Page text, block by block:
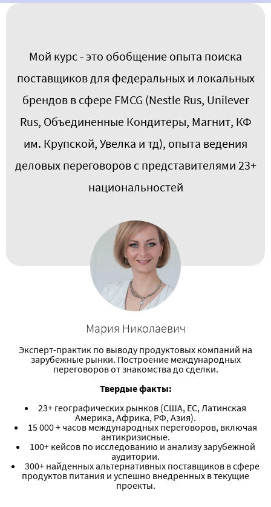
Мой курс - это обобщение опыта поиска
поставщиков для федеральных и локальных
брендов в сфере FMCG (Nestle Rus, Unilever
Rus, Объединенные Кондитеры, Магнит, КФ
им. Крупской, Увелка и тд), опыта ведения
деловых переговоров с представителями 23+
национальностей
Мария Николаевич
Эксперт-практик по выводу продуктовых компаний на
зарубежные рынки. Построение международных
переговоров от знакомства до сделки.
Твердые факты:
23+ географических рынков (США, ЕС, Латинская
Америка, Африка, РФ, Азия).
15 000 + часов международных переговоров, включая
антикризисные.
100+ кейсов по исследованию и анализу зарубежной
аудитории.
300+ найденных альтернативных поставщиков в сфере
продуктов питания и успешно внедренных в текущие
проекты.